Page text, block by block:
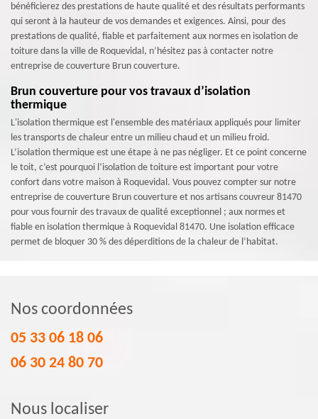
bénéficierez des prestations de haute qualité et des résultats performants
qui seront à la hauteur de vos demandes et exigences. Ainsi, pour des
prestations de qualité, fiable et parfaitement aux normes en isolation de
toiture dans la ville de Roquevidal, n’hésitez pas à contacter notre
entreprise de couverture Brun couverture.
Brun couverture pour vos travaux d’isolation
thermique
L'isolation thermique est l'ensemble des matériaux appliqués pour limiter
les transports de chaleur entre un milieu chaud et un milieu froid.
L’isolation thermique est une étape à ne pas négliger. Et ce point concerne
le toit, c’est pourquoi l’isolation de toiture est important pour votre
confort dans votre maison à Roquevidal. Vous pouvez compter sur notre
entreprise de couverture Brun couverture et nos artisans couvreur 81470
pour vous fournir des travaux de qualité exceptionnel ; aux normes et
fiable en isolation thermique à Roquevidal 81470. Une isolation efficace
permet de bloquer 30 % des déperditions de la chaleur de l’habitat.
Nos coordonnées
05 33 06 18 06
06 30 24 80 70
Nous localiser